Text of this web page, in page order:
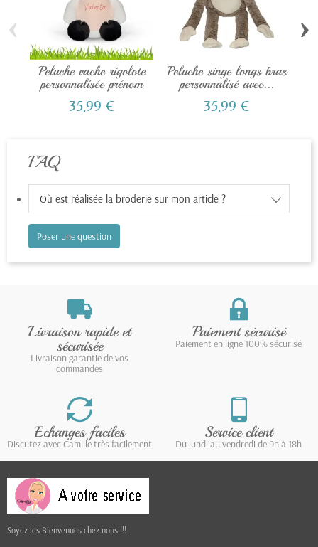
Peluche vache rigolote
personnalisée prénom
35,99 €
Peluche singe longs bras
personnalisé avec...
35,99 €
‹ ›
FAQ
Où est réalisée la broderie sur mon article ?
Poser une question
Livraison rapide et
sécurisée
Livraison garantie de vos
commandes
Paiement sécurisé
Paiement en ligne 100% sécurisé
Echanges faciles
Discutez avec Camille très facilement
Service client
Du lundi au vendredi de 9h à 18h
Soyez les Bienvenues chez nous !!!